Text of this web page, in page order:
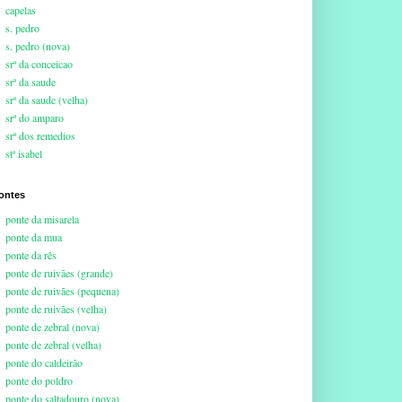
capelas
s. pedro
s. pedro (nova)
srª da conceicao
srª da saude
srª da saude (velha)
srª do amparo
srª dos remedios
stª isabel
ponte da misarela
ponte da mua
ponte da rês
ponte de ruivães (grande)
ponte de ruivães (pequena)
ponte de ruivães (velha)
ponte de zebral (nova)
ponte de zebral (velha)
ponte do caldeirão
ponte do poldro
ponte do saltadouro (nova)